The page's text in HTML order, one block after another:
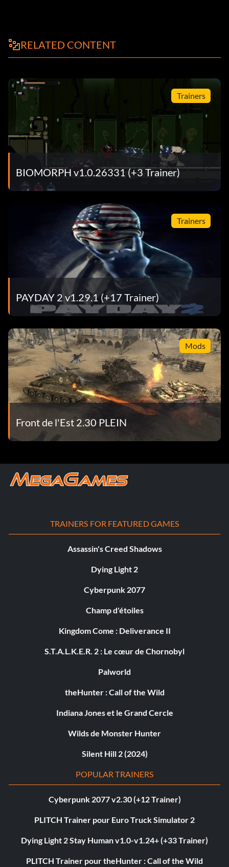
RELATED CONTENT
Trainers
BIOMORPH v1.0.26331 (+3 Trainer)
Trainers
PAYDAY 2 v1.29.1 (+17 Trainer)
Mods
Front de l'Est 2.30 PLEIN
TRAINERS FOR FEATURED GAMES
Assassin's Creed Shadows
Dying Light 2
Cyberpunk 2077
Champ d'étoiles
Kingdom Come : Deliverance II
S.T.A.L.K.E.R. 2 : Le cœur de Chornobyl
Palworld
theHunter : Call of the Wild
Indiana Jones et le Grand Cercle
Wilds de Monster Hunter
Silent Hill 2 (2024)
POPULAR TRAINERS
Cyberpunk 2077 v2.30 (+12 Trainer)
PLITCH Trainer pour Euro Truck Simulator 2
Dying Light 2 Stay Human v1.0-v1.24+ (+33 Trainer)
PLITCH Trainer pour theHunter : Call of the Wild